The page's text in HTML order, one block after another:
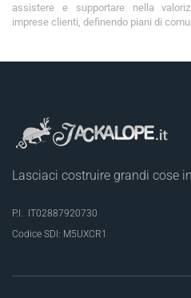
assistere e supportare nella
imprese clienti, definendo piani di
Lasciaci costruire grandi cose
P.I. IT02887920730
Codice SDI: M5UXCR1